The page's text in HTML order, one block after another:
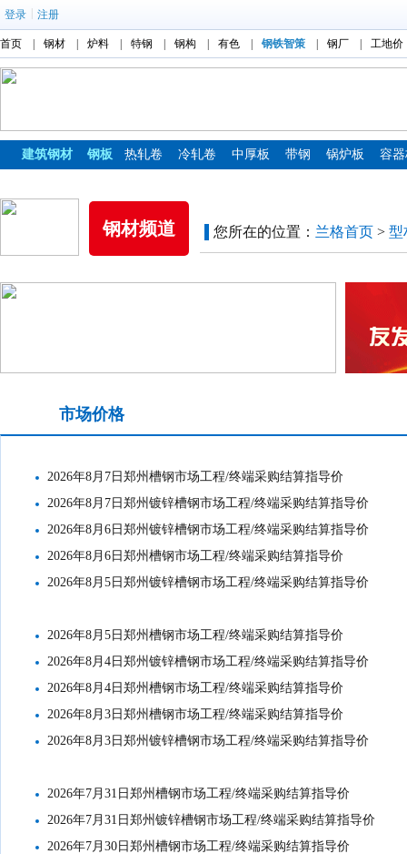
登录 注册
首页 钢材 炉料 特钢 钢构 有色 钢铁智策 钢厂 工地价
建筑钢材 钢板 热轧卷 冷轧卷 中厚板 带钢 锅炉板 容
钢材频道 您所在的位置： 兰格首页 > 型
市场价格
2026年8月7日郑州槽钢市场工程/终端采购结算指导价
2026年8月7日郑州镀锌槽钢市场工程/终端采购结算指导价
2026年8月6日郑州镀锌槽钢市场工程/终端采购结算指导价
2026年8月6日郑州槽钢市场工程/终端采购结算指导价
2026年8月5日郑州镀锌槽钢市场工程/终端采购结算指导价
2026年8月5日郑州槽钢市场工程/终端采购结算指导价
2026年8月4日郑州镀锌槽钢市场工程/终端采购结算指导价
2026年8月4日郑州槽钢市场工程/终端采购结算指导价
2026年8月3日郑州槽钢市场工程/终端采购结算指导价
2026年8月3日郑州镀锌槽钢市场工程/终端采购结算指导价
2026年7月31日郑州槽钢市场工程/终端采购结算指导价
2026年7月31日郑州镀锌槽钢市场工程/终端采购结算指导价
2026年7月30日郑州槽钢市场工程/终端采购结算指导价